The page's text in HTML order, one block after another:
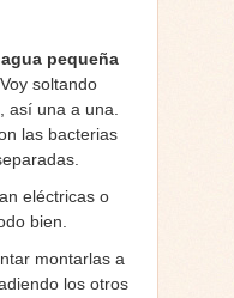
pequeña
soltando
así una a una.
las bacterias
eléctricas o
bien.
montarlas a
los otros